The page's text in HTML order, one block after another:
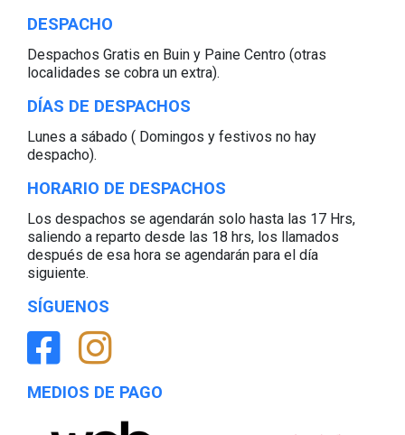
DESPACHO
Despachos Gratis en Buin y Paine Centro (otras
localidades se cobra un extra).
DÍAS DE DESPACHOS
Lunes a sábado ( Domingos y festivos no hay
despacho).
HORARIO DE DESPACHOS
Los despachos se agendarán solo hasta las 17 Hrs,
saliendo a reparto desde las 18 hrs, los llamados
después de esa hora se agendarán para el día
siguiente.
SÍGUENOS
MEDIOS DE PAGO